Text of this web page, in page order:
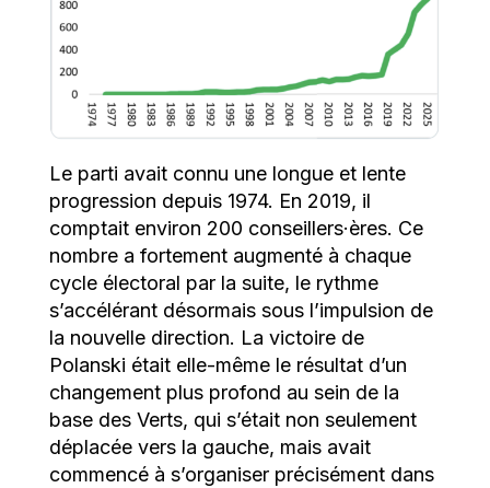
Le parti avait connu une longue et lente
progression depuis 1974. En 2019, il
comptait environ 200 conseillers·ères. Ce
nombre a fortement augmenté à chaque
cycle électoral par la suite, le rythme
s’accélérant désormais sous l’impulsion de
la nouvelle direction. La victoire de
Polanski était elle-même le résultat d’un
changement plus profond au sein de la
base des Verts, qui s’était non seulement
déplacée vers la gauche, mais avait
commencé à s’organiser précisément dans